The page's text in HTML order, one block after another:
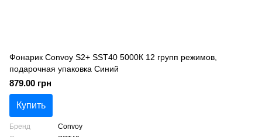
Фонарик Convoy S2+ SST40 5000К 12 групп режимов,
подарочная упаковка Синий
879.00 грн
Купить
Бренд
Convoy